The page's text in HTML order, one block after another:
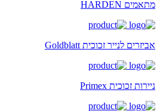
מתאמים HARDEN
אביזרים לנייר זכוכית Goldblatt
ניירות זכוכית Primex